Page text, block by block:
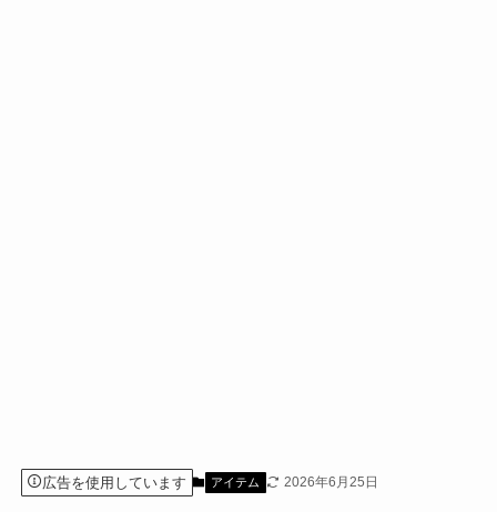
広告を使用しています アイテム 2026年6月25日